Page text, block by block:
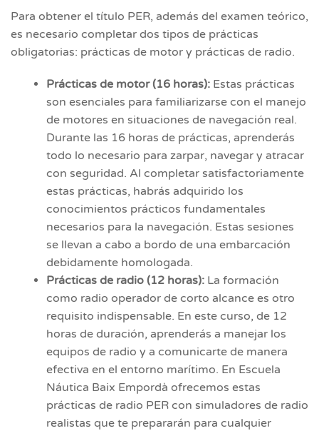
Para obtener el título PER, además del examen teórico,
es necesario completar dos tipos de prácticas
obligatorias: prácticas de motor y prácticas de radio.
Prácticas de motor (16 horas): Estas prácticas
son esenciales para familiarizarse con el manejo
de motores en situaciones de navegación real.
Durante las 16 horas de prácticas, aprenderás
todo lo necesario para zarpar, navegar y atracar
con seguridad. Al completar satisfactoriamente
estas prácticas, habrás adquirido los
conocimientos prácticos fundamentales
necesarios para la navegación. Estas sesiones
se llevan a cabo a bordo de una embarcación
debidamente homologada.
Prácticas de radio (12 horas): La formación
como radio operador de corto alcance es otro
requisito indispensable. En este curso, de 12
horas de duración, aprenderás a manejar los
equipos de radio y a comunicarte de manera
efectiva en el entorno marítimo. En Escuela
Náutica Baix Empordà ofrecemos estas
prácticas de radio PER con simuladores de radio
realistas que te prepararán para cualquier